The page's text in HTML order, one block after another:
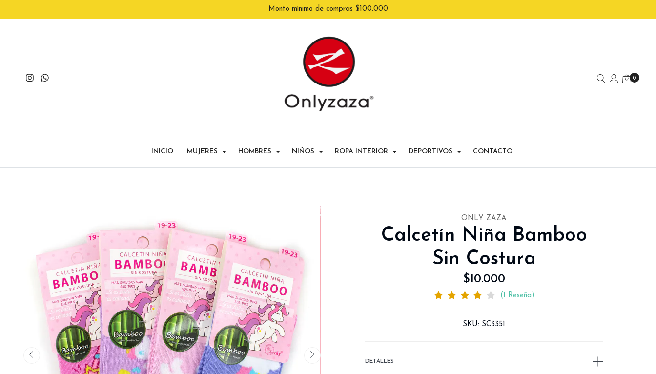
Monto mínimo de compras $100.000
0
INICIO MUJERES HOMBRES NIÑOS ROPA INTERIOR DEPORTIVOS CONTACTO
ONLY ZAZA
Calcetín Niña Bamboo
Sin Costura
$10.000
(1 Reseña)
SKU: SC3351
DETALLES